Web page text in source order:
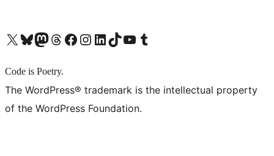
X (旧 Twitter) アカウントへBluesky アカウントへMastodon アカウントへThreads アカウントへ Facebook ページへInstagram アカウントへ LinkedIn アカウントへTikTok アカウントへYouTube チャンネルへ Tumblr アカウントへ
Code is Poetry.
The WordPress® trademark is the intellectual property
of the WordPress Foundation.